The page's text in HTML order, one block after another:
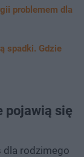
problemem dla
spadki. Gdzie
pojawią się
dla rodzimego